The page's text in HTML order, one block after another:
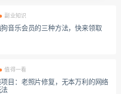
副业知识
狗音乐会员的三种方法，快来领取
值得一看
目：老照片修复，无本万利的网络